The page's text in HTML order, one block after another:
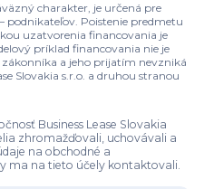
charakter, je určená pre
podnikateľov. Poistenie predmetu
uzatvorenia financovania je
príklad financovania nie je
a jeho prijatím nevzniká
Slovakia s.r.o. a druhou stranou
Business Lease Slovakia
zhromažďovali, uchovávali a
na obchodné a
ma na tieto účely kontaktovali.